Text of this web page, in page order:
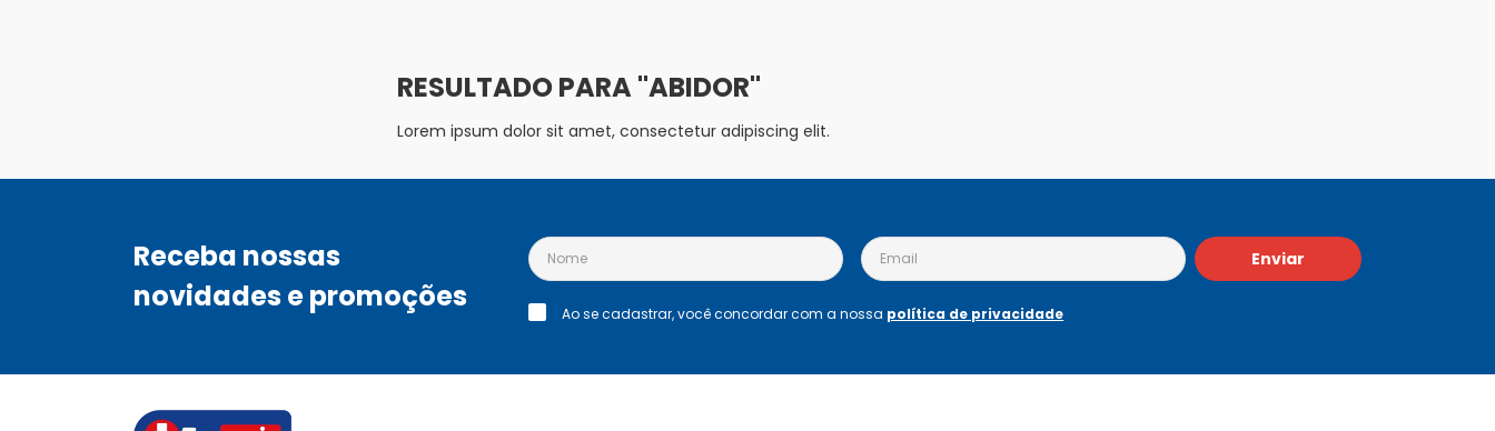
ABIDOR
Lorem ipsum dolor sit amet, consectetur adipiscing elit.
Receba nossas
novidades e promoções
Enviar
Ao se cadastrar, você concordar com a nossa política de privacidade